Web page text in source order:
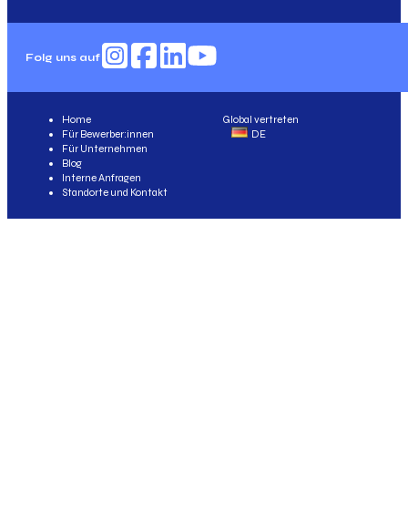
Folg uns auf
Global vertreten
DE
Home
Für Bewerber:innen
Für Unternehmen
Blog
Interne Anfragen
Standorte und Kontakt